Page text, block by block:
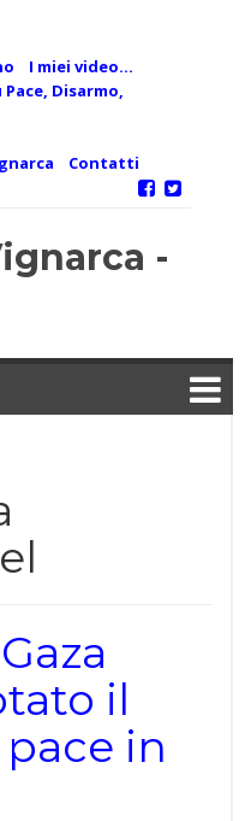
I miei video…
Disarmo,
Contatti
-
il
in